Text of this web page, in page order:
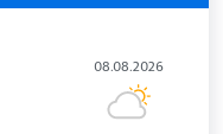
08.08.2026